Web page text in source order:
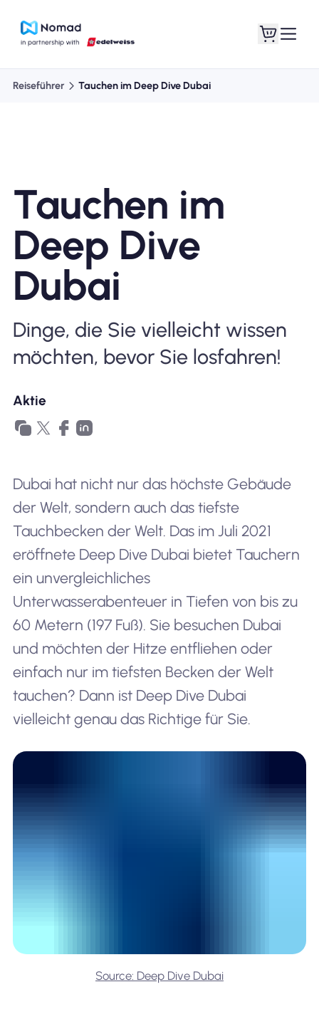
Reiseführer Tauchen im Deep Dive Dubai
Tauchen im
Deep Dive
Dubai
Dinge, die Sie vielleicht wissen
möchten, bevor Sie losfahren!
Aktie
Dubai hat nicht nur das höchste Gebäude
der Welt, sondern auch das tiefste
Tauchbecken der Welt. Das im Juli 2021
eröffnete Deep Dive Dubai bietet Tauchern
ein unvergleichliches
Unterwasserabenteuer in Tiefen von bis zu
60 Metern (197 Fuß). Sie besuchen Dubai
und möchten der Hitze entfliehen oder
einfach nur im tiefsten Becken der Welt
tauchen? Dann ist Deep Dive Dubai
vielleicht genau das Richtige für Sie.
Source: Deep Dive Dubai